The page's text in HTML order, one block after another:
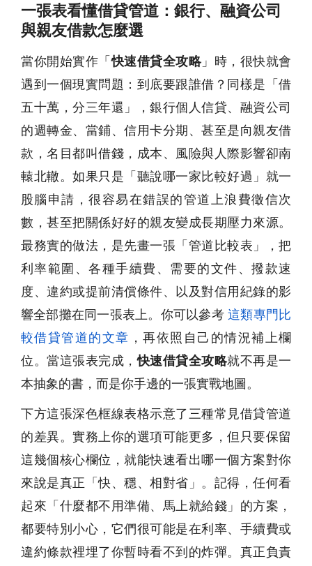
一張表看懂借貸管道：銀行、融資公司
與親友借款怎麼選
當你開始實作「快速借貸全攻略 」時，很快就會
遇到一個現實問題：到底要跟誰借？同樣是「借
五十萬，分三年還」，銀行個人信貸、融資公司
的週轉金、當鋪、信用卡分期、甚至是向親友借
款，名目都叫借錢，成本、風險與人際影響卻南
轅北轍。如果只是「聽說哪一家比較好過」就一
股腦申請，很容易在錯誤的管道上浪費徵信次
數，甚至把關係好好的親友變成長期壓力來源。
最務實的做法，是先畫一張「管道比較表」，把
利率範圍、各種手續費、需要的文件、撥款速
度、違約或提前清償條件、以及對信用紀錄的影
響全部攤在同一張表上。你可以參考這類專門比
較借貸管道的文章 ，再依照自己的情況補上欄
位。當這張表完成，快速借貸全攻略就不再是一
本抽象的書，而是你手邊的一張實戰地圖。
下方這張深色框線表格示意了三種常見借貸管道
的差異。實務上你的選項可能更多，但只要保留
這幾個核心欄位，就能快速看出哪一個方案對你
來說是真正「快、穩、相對省」。記得，任何看
起來「什麼都不用準備、馬上就給錢」的方案，
都要特別小心，它們很可能是在利率、手續費或
違約條款裡埋了你暫時看不到的炸彈。真正負責